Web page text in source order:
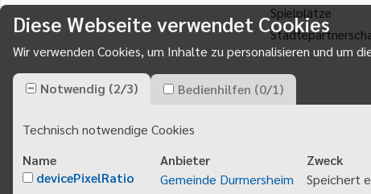
Spielplätze
Gemeinde Durmersheim
76448Durmersheim
info@durmersheim.de
E-Mail schreiben
Diese Webseite verwendet Cookies
Wir verwenden Cookies, um Inhalte zu personalisieren und um
Notwendig (2/3) Bedienhilfen (0/1)
Technisch notwendige Cookies
Name
Anbieter Zweck
devicePixelRatio
Gemeinde Durmersheim Speichert